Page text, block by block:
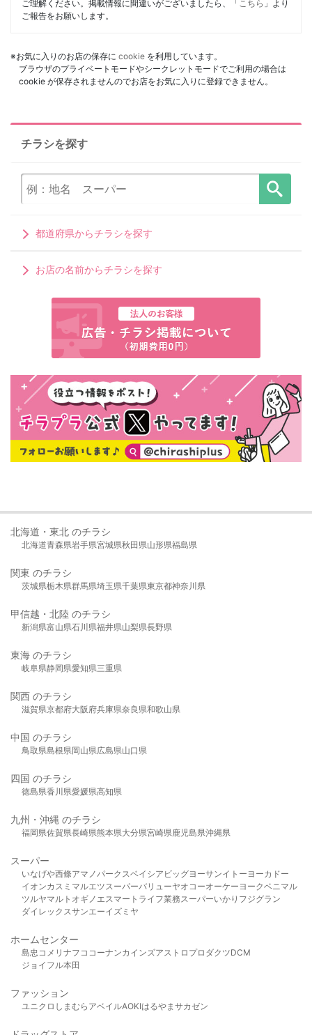
ご理解ください。掲載情報に間違いがございましたら、「 こちら 」より
ご報告をお願いします。
※お気に入りのお店の保存に cookie を利用しています。
ブラウザのプライベートモードやシークレットモードでご利用の場合は
cookie が保存されませんのでお店をお気に入りに登録できません。
チラシを探す
都道府県からチラシを探す
お店の名前からチラシを探す
北海道・東北 のチラシ
北海道青森県岩手県宮城県秋田県山形県福島県
関東 のチラシ
茨城県栃木県群馬県埼玉県千葉県東京都神奈川県
甲信越・北陸 のチラシ
新潟県富山県石川県福井県山梨県長野県
東海 のチラシ
岐阜県静岡県愛知県三重県
関西 のチラシ
滋賀県京都府大阪府兵庫県奈良県和歌山県
中国 のチラシ
鳥取県島根県岡山県広島県山口県
四国 のチラシ
徳島県香川県愛媛県高知県
九州・沖縄 のチラシ
福岡県佐賀県長崎県熊本県大分県宮崎県鹿児島県沖縄県
スーパー
いなげや西條アマノパークスベイシア ビッグヨーサンイトーヨーカドー
イオンカスミ マルエツスーパーバリューヤオコーオーケー ヨークベニマル
ツルヤマルト オギノ エスマート ライフ業務スーパーいかり フジグラン
ダイレックスサンエーイズミヤ
ホームセンター
島忠 コメリ ナフコ コーナンカインズアストロプロダクツDCM
ジョイフル本田
ファッション
ユニクロ しまむら アベイルAOKIはるやま サカゼン